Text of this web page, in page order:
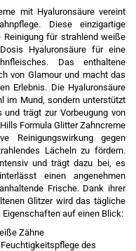
mit Hyaluronsäure vereint
Diese einzigartige
für strahlend weiße
Hyaluronsäure für eine
Das enthaltene
von Glamour und macht das
Erlebnis. Die Hyaluronsäure
im Mund, sondern unterstützt
trägt zur Vorbeugung von
Formula Glitter Zahncreme
Reinigungswirkung gegen
Lächeln zu fördern.
und trägt dazu bei, es
einen angenehmen
Frische. Dank ihrer
Glitzer wird das tägliche
Eigenschaften auf einen Blick:
Zähne
des